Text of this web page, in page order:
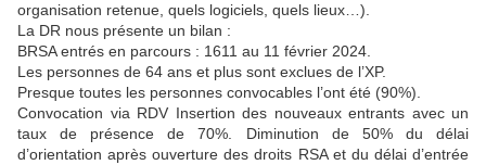
organisation retenue, quels logiciels, quels lieux…).
La DR nous présente un bilan :
BRSA entrés en parcours : 1611 au 11 février 2024.
Les personnes de 64 ans et plus sont exclues de l’XP.
Presque toutes les personnes convocables l’ont été (90%).
Convocation via RDV Insertion des nouveaux entrants avec un
taux de présence de 70%. Diminution de 50% du délai
d’orientation après ouverture des droits RSA et du délai d’entrée